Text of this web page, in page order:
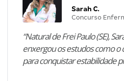
Sarah C.
Concurso
“Natural de Frei Paulo (SE),
enxergou os estudos como o
para conquistar estabilidade